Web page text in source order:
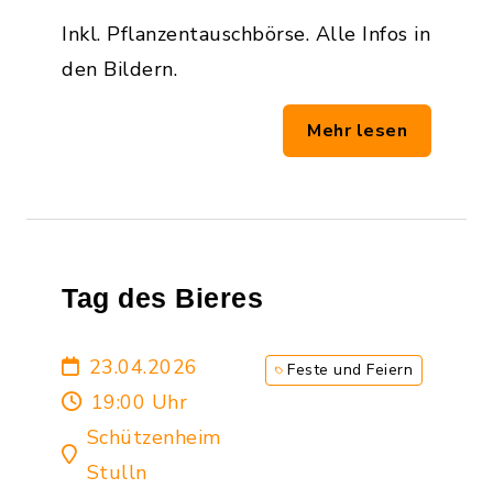
Inkl. Pflanzentauschbörse. Alle Infos in
den Bildern.
Mehr lesen
Tag des Bieres
23.04.2026
19:00 Uhr
Schützenheim
Stulln
Feste und Feiern